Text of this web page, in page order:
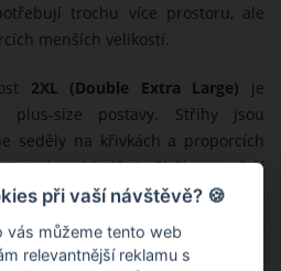
trochu více prostoru, ale
menších velikostí.
2XL (Double Extra Large) je
plus-size postavy. Střihy jsou
seděly na křivkách a proporcích
tedy zohledňuje širší pas, větší
což znamená, že vám bude
se v této velikosti cítit
při vaší návštěvě? 🍪
vás můžeme tento web
relevantnější reklamu s